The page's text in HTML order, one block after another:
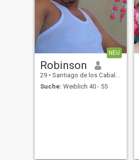
NEU
Robinson
29 • Santiago de los Caballeros, Santiago, Dom. Rep.
Suche: Weiblich 40 - 55